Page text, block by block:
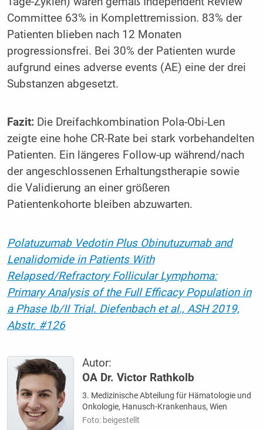
Committee 63% in Komplettremission. 83% der
Patienten blieben nach 12 Monaten
progressionsfrei. Bei 30% der Patienten wurde
aufgrund eines adverse events (AE) eine der drei
Substanzen abgesetzt.
Fazit:Die Dreifachkombination Pola-Obi-Len
zeigte eine hohe CR-Rate bei stark vorbehandelten
Patienten. Ein längeres Follow-up während/nach
der angeschlossenen Erhaltungstherapie sowie
die Validierung an einer größeren
Patientenkohorte bleiben abzuwarten.
Polatuzumab Vedotin Plus Obinutuzumab and
Lenalidomide in Patients With
Relapsed/Refractory Follicular Lymphoma:
Primary Analysis of the Full Efficacy Population in
a Phase Ib/II Trial. Diefenbach et al., ASH 2019,
Abstr. #126
Autor:
OA Dr. Victor Rathkolb
3. Medizinische Abteilung für Hämatologie und
Onkologie, Hanusch-Krankenhaus, Wien
Foto: beigestellt